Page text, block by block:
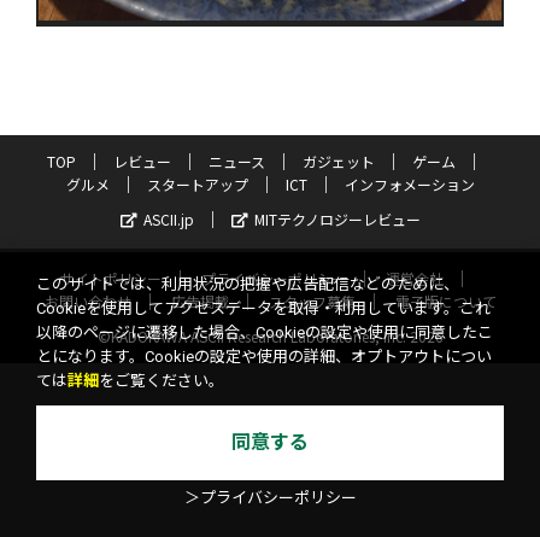
TOP レビュー ニュース ガジェット
ゲーム
グルメ
スタートアップ ICT
インフォメーション
ASCII.jp
MITテクノロジーレビュー
サイトポリシー プライバシーポリシー
運営会社
お問い合わせ
広告掲載 スタッフ募集
電子版について
©KADOKAWA ASCII Research Laboratories, Inc. 2026
このサイトでは、利用状況の把握や広告配信などのために、
Cookieを使用してアクセスデータを取得・利用しています。これ
以降のページに遷移した場合、Cookieの設定や使用に同意したこ
とになります。Cookieの設定や使用の詳細、オプトアウトについ
ては詳細 をご覧ください。
同意する
＞プライバシーポリシー